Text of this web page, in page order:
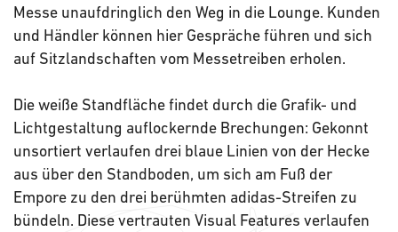
Messe unaufdringlich den Weg in die Lounge. Kunden
und Händler können hier Gespräche führen und sich
auf Sitzlandschaften vom Messetreiben erholen.
Die weiße Standfläche findet durch die Grafik- und
Lichtgestaltung auflockernde Brechungen: Gekonnt
unsortiert verlaufen drei blaue Linien von der Hecke
aus über den Standboden, um sich am Fuß der
Empore zu den drei berühmten adidas-Streifen zu
bündeln. Diese vertrauten Visual Features verlaufen